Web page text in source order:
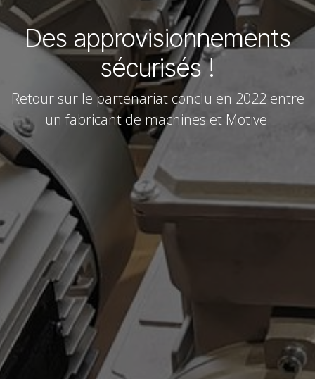
Des approvisionnements
sécurisés !
Retour sur le partenariat conclu en 2022 entre
un fabricant de machines et Motive.